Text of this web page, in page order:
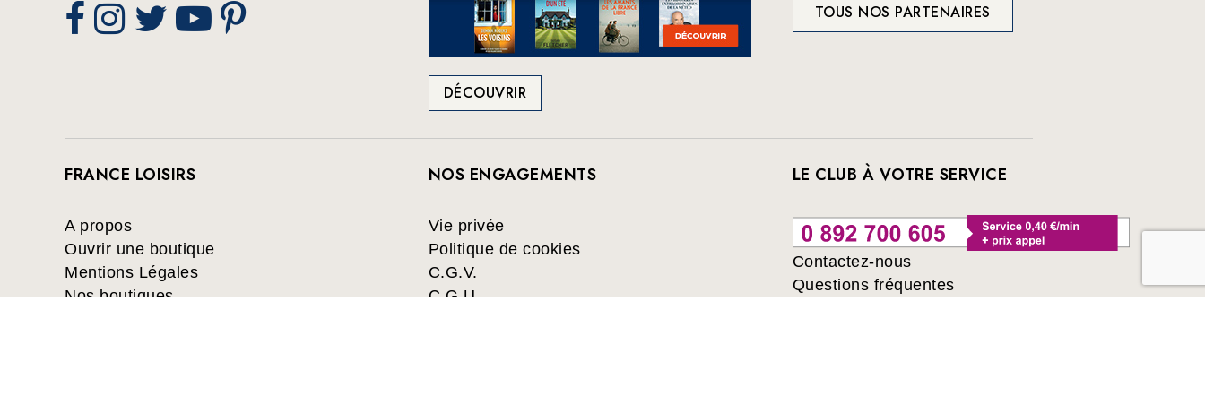
DÉCOUVRIR
TOUS NOS PARTENAIRES
FRANCE LOISIRS
A propos
Ouvrir une boutique
Mentions Légales
Nos boutiques
NOS ENGAGEMENTS
Vie privée
Politique de cookies
C.G.V.
C.G.U.
LE CLUB À VOTRE SERVICE
Contactez-nous
Questions fréquentes